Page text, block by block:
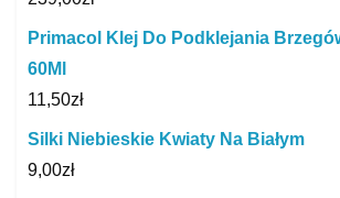
Primacol Klej Do Podklejania
60Ml
11,50zł
Silki Niebieskie Kwiaty Na Białym
9,00zł